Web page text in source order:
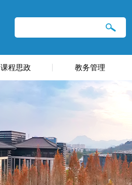
课程思政 教务管理